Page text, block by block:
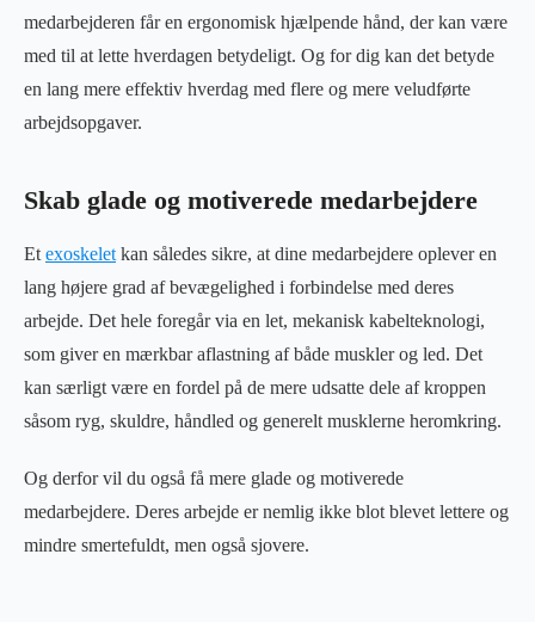
medarbejderen får en ergonomisk hjælpende hånd, der kan være
med til at lette hverdagen betydeligt. Og for dig kan det betyde
en lang mere effektiv hverdag med flere og mere veludførte
arbejdsopgaver.
Skab glade og motiverede medarbejdere
Et exoskelet kan således sikre, at dine medarbejdere oplever en
lang højere grad af bevægelighed i forbindelse med deres
arbejde. Det hele foregår via en let, mekanisk kabelteknologi,
som giver en mærkbar aflastning af både muskler og led. Det
kan særligt være en fordel på de mere udsatte dele af kroppen
såsom ryg, skuldre, håndled og generelt musklerne heromkring.
Og derfor vil du også få mere glade og motiverede
medarbejdere. Deres arbejde er nemlig ikke blot blevet lettere og
mindre smertefuldt, men også sjovere.